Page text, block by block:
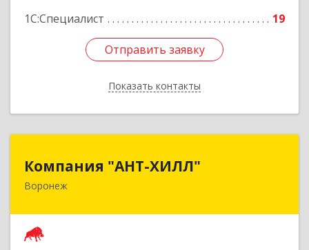
1С:Специалист
19
Отправить заявку
Показать контакты
Отправить заявку
Назад
Компания "АНТ-ХИЛЛ"
Воронеж
394088, Воронежская обл, Воронеж г, Победы